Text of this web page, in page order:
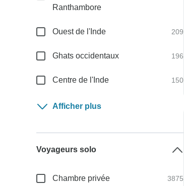
Ranthambore
Ouest de l'Inde 209
Ghats occidentaux 196
Centre de l'Inde 150
Afficher plus
Voyageurs solo
Chambre privée
3875